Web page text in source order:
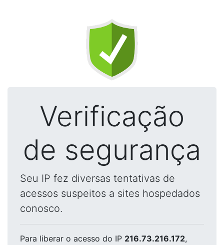
Verificação
de segurança
Seu IP fez diversas tentativas de
acessos suspeitos a sites hospedados
conosco.
Para liberar o acesso do IP 216.73.216.172,